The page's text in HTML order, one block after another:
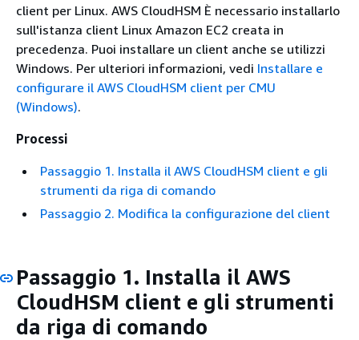
client per Linux. AWS CloudHSM È necessario installarlo
sull'istanza client Linux Amazon EC2 creata in
precedenza. Puoi installare un client anche se utilizzi
Windows. Per ulteriori informazioni, vedi Installare e
configurare il AWS CloudHSM client per CMU
(Windows).
Processi
Passaggio 1. Installa il AWS CloudHSM client e gli
strumenti da riga di comando
Passaggio 2. Modifica la configurazione del client
Passaggio 1. Installa il AWS
CloudHSM client e gli strumenti
da riga di comando